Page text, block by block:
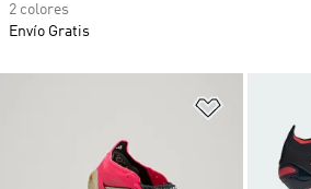
2 colores
Envío Gratis